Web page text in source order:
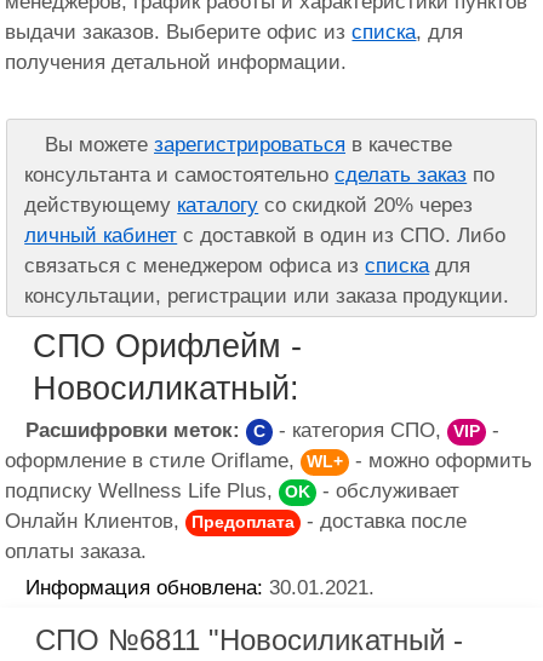
выдачи заказов. Выберите офис изсписка, для
получения детальной информации.
Вы можетезарегистрироваться в качестве
консультанта и самостоятельносделать заказ по
действующему каталогу со скидкой 20% через
личный кабинет с доставкой в один из СПО. Либо
связаться с менеджером офиса изспискадля
консультации, регистрации или заказа продукции.
СПО Орифлейм -
Новосиликатный:
Расшифровки меток: C - категория СПО, VIP
-
оформление в стиле Oriflame, WL+
- можно оформить
подписку Wellness Life Plus, OK
- обслуживает
Онлайн Клиентов, Предоплата
- доставка после
оплаты заказа.
Информация обновлена: 30.01.2021.
СПО №6811 "Новосиликатный -